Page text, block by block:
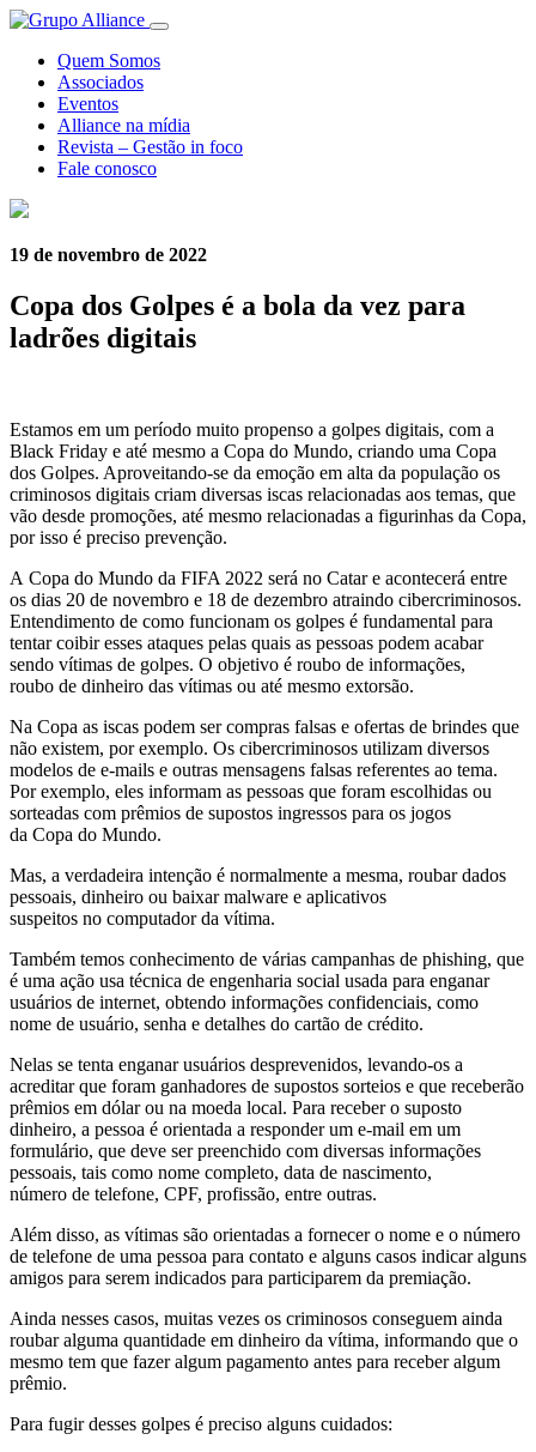
Quem Somos
Associados
Eventos
Alliance na mídia
Revista – Gestão in foco
Fale conosco
19 de novembro de 2022
Copa dos Golpes é a bola da vez para
ladrões digitais
Estamos em um período muito propenso a golpes digitais, com a
Black Friday e até mesmo a Copa do Mundo, criando uma Copa
dos Golpes. Aproveitando-se da emoção em alta da população os
criminosos digitais criam diversas iscas relacionadas aos temas, que
vão desde promoções, até mesmo relacionadas a figurinhas da Copa,
por isso é preciso prevenção.
A Copa do Mundo da FIFA 2022 será no Catar e acontecerá entre
os dias 20 de novembro e 18 de dezembro atraindo cibercriminosos.
Entendimento de como funcionam os golpes é fundamental para
tentar coibir esses ataques pelas quais as pessoas podem acabar
sendo vítimas de golpes. O objetivo é roubo de informações,
roubo de dinheiro das vítimas ou até mesmo extorsão.
Na Copa as iscas podem ser compras falsas e ofertas de brindes que
não existem, por exemplo. Os cibercriminosos utilizam diversos
modelos de e-mails e outras mensagens falsas referentes ao tema.
Por exemplo, eles informam as pessoas que foram escolhidas ou
sorteadas com prêmios de supostos ingressos para os jogos
da Copa do Mundo.
Mas, a verdadeira intenção é normalmente a mesma, roubar dados
pessoais, dinheiro ou baixar malware e aplicativos
suspeitos no computador da vítima.
Também temos conhecimento de várias campanhas de phishing, que
é uma ação usa técnica de engenharia social usada para enganar
usuários de internet, obtendo informações confidenciais, como
nome de usuário, senha e detalhes do cartão de crédito.
Nelas se tenta enganar usuários desprevenidos, levando-os a
acreditar que foram ganhadores de supostos sorteios e que receberão
prêmios em dólar ou na moeda local. Para receber o suposto
dinheiro, a pessoa é orientada a responder um e-mail em um
formulário, que deve ser preenchido com diversas informações
pessoais, tais como nome completo, data de nascimento,
número de telefone, CPF, profissão, entre outras.
Além disso, as vítimas são orientadas a fornecer o nome e o número
de telefone de uma pessoa para contato e alguns casos indicar alguns
amigos para serem indicados para participarem da premiação.
Ainda nesses casos, muitas vezes os criminosos conseguem ainda
roubar alguma quantidade em dinheiro da vítima, informando que o
mesmo tem que fazer algum pagamento antes para receber algum
prêmio.
Para fugir desses golpes é preciso alguns cuidados: